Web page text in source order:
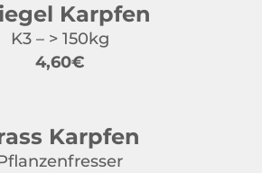
Karpfen
K3 – > 150kg
4,60€
Karpfen